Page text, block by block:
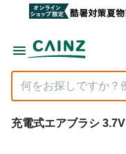
充電式エアブラシ 3.7V